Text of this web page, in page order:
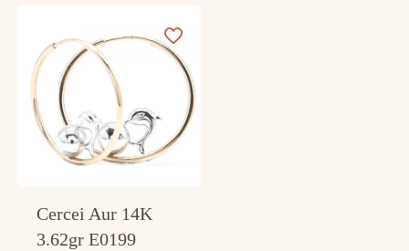
Cercei Aur 14K
3.62gr E0199